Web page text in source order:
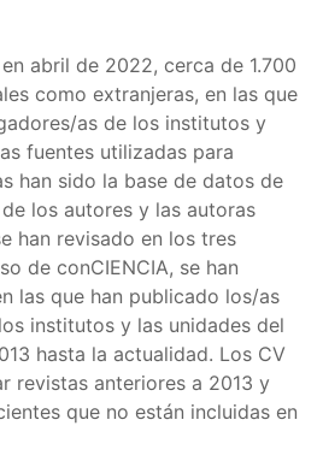
abril de 2022, cerca de 1.700
como extranjeras, en las que
as de los institutos y
fuentes utilizadas para
han sido la base de datos de
los autores y las autoras
han revisado en los tres
de conCIENCIA, se han
las que han publicado los/as
institutos y las unidades del
hasta la actualidad. Los CV
revistas anteriores a 2013 y
que no están incluidas en